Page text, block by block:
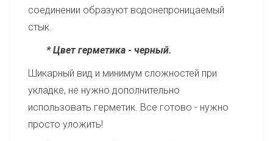
соединении образуют водонепроницаемый
стык.
* Цвет герметика - черный.
Шикарный вид и минимум сложностей при
укладке, не нужно дополнительно
использовать герметик. Все готово - нужно
просто уложить!